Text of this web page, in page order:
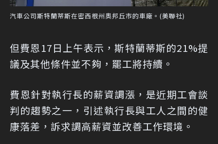
汽車公司斯特蘭蒂斯在密西根州奧邦丘市的車廠。(美聯社)
但費恩17日上午表示，斯特蘭蒂斯的21%提
議及其他條件並不夠，罷工將持續。
費恩針對執行長的薪資調漲，是近期工會談
判的趨勢之一，引述執行長與工人之間的健
康落差，訴求調高薪資並改善工作環境。